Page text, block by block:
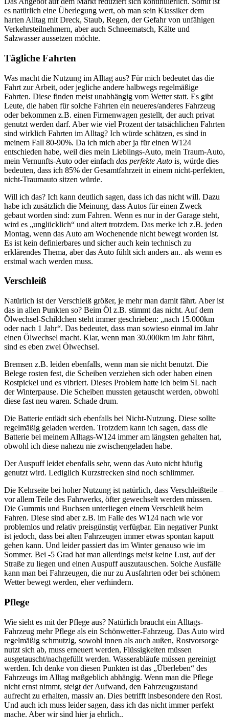
es natürlich eine Überlegung wert, ob man sein Klassiker dem
harten Alltag mit Dreck, Staub, Regen, der Gefahr von unfähigen
Verkehrsteilnehmern, aber auch Schneematsch, Kälte und
Salzwasser aussetzen möchte.
Tägliche Fahrten
Was macht die Nutzung im Alltag aus? Für mich bedeutet das die
Fahrt zur Arbeit, oder jegliche andere halbwegs regelmäßige
Fahrten. Diese finden meist unabhängig vom Wetter statt. Es gibt
Leute, die haben für solche Fahrten ein neueres/anderes Fahrzeug
oder bekommen z.B. einen Firmenwagen gestellt, der auch privat
genutzt werden darf. Aber wie viel Prozent der tatsächlichen Fahrten
sind wirklich Fahrten im Alltag? Ich würde schätzen, es sind in
meinem Fall 80-90%. Da ich mich aber ja für einen W124
entschieden habe, weil dies mein Lieblings-Auto, mein Traum-Auto,
mein Vernunfts-Auto oder einfach das perfekte Auto is, würde dies
bedeuten, dass ich 85% der Gesamtfahrzeit in einem nicht-perfekten,
nicht-Traumauto sitzen würde.
Will ich das? Ich kann deutlich sagen, dass ich das nicht will. Dazu
habe ich zusätzlich die Meinung, dass Autos für einen Zweck
gebaut worden sind: zum Fahren. Wenn es nur in der Garage steht,
wird es „unglücklich“ und altert trotzdem. Das merke ich z.B. jeden
Montag, wenn das Auto am Wochenende nicht bewegt worden ist.
Es ist kein definierbares und sicher auch kein technisch zu
erklärendes Thema, aber das Auto fühlt sich anders an.. als wenn es
erstmal wach werden muss.
Verschleiß
Natürlich ist der Verschleiß größer, je mehr man damit fährt. Aber ist
das in allen Punkten so? Beim Öl z.B. stimmt das nicht. Auf dem
Ölwechsel-Schildchen steht immer geschrieben: „nach 15.000km
oder nach 1 Jahr“. Das bedeutet, dass man sowieso einmal im Jahr
einen Ölwechsel macht. Klar, wenn man 30.000km im Jahr fährt,
sind es eben zwei Ölwechsel.
Bremsen z.B. leiden ebenfalls, wenn man sie nicht benutzt. Die
Belege rosten fest, die Scheiben verziehen sich oder haben einen
Rostpickel und es vibriert. Dieses Problem hatte ich beim SL nach
der Winterpause. Die Scheiben mussten getauscht werden, obwohl
diese fast neu waren. Schade drum.
Die Batterie entlädt sich ebenfalls bei Nicht-Nutzung. Diese sollte
regelmäßig geladen werden. Trotzdem kann ich sagen, dass die
Batterie bei meinem Alltags-W124 immer am längsten gehalten hat,
obwohl ich diese nahezu nie zwischengeladen habe.
Der Auspuff leidet ebenfalls sehr, wenn das Auto nicht häufig
genutzt wird. Lediglich Kurzstrecken sind noch schlimmer.
Die Kehrseite bei hoher Nutzung ist natürlich, dass Verschleißteile –
vor allem Teile des Fahrwerks, öfter gewechselt werden müssen.
Die Gummis und Buchsen unterliegen einem Verschleiß beim
Fahren. Diese sind aber z.B. im Falle des W124 nach wie vor
problemlos und relativ preisgünstig verfügbar. Ein negativer Punkt
ist jedoch, dass bei alten Fahrzeugen immer etwas spontan kaputt
gehen kann. Und leider passiert das im Winter genauso wie im
Sommer. Bei -5 Grad hat man allerdings meist keine Lust, auf der
Straße zu liegen und einen Auspuff auszutauschen. Solche Ausfälle
kann man bei Fahrzeugen, die nur zu Ausfahrten oder bei schönem
Wetter bewegt werden, eher verhindern.
Pflege
Wie sieht es mit der Pflege aus? Natürlich braucht ein Alltags-
Fahrzeug mehr Pflege als ein Schönwetter-Fahrzeug. Das Auto wird
regelmäßig schmutzig, sowohl innen als auch außen, Rostvorsorge
nutzt sich ab, muss erneuert werden, Flüssigkeiten müssen
ausgetauscht/nachgefüllt werden. Wasserabläufe müssen gereinigt
werden. Ich denke von diesen Punkten ist das „Überleben“ des
Fahrzeugs im Alltag maßgeblich abhängig. Wenn man die Pflege
nicht ernst nimmt, steigt der Aufwand, den Fahrzeugzustand
aufrecht zu erhalten, massiv an. Dies betrifft insbesondere den Rost.
Und auch ich muss leider sagen, dass ich das nicht immer perfekt
mache. Aber wir sind hier ja ehrlich..